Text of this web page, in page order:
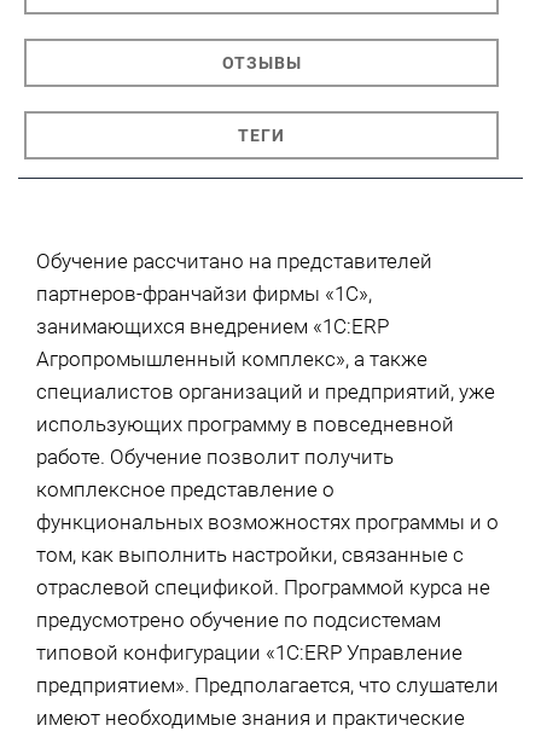
ОТЗЫВЫ
ТЕГИ
Обучение рассчитано на представителей
партнеров-франчайзи фирмы «1С»,
занимающихся внедрением «1С:ERP
Агропромышленный комплекс», а также
специалистов организаций и предприятий, уже
использующих программу в повседневной
работе. Обучение позволит получить
комплексное представление о
функциональных возможностях программы и о
том, как выполнить настройки, связанные с
отраслевой спецификой. Программой курса не
предусмотрено обучение по подсистемам
типовой конфигурации «1С:ERP Управление
предприятием». Предполагается, что слушатели
имеют необходимые знания и практические